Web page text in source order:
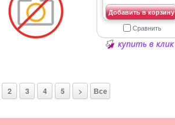
Добавить в корзину
Сравнить
купить в клик
2 3 4 5 > Все